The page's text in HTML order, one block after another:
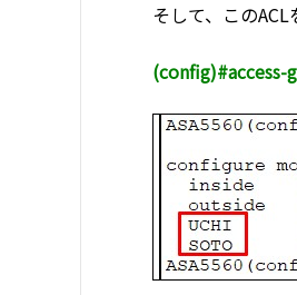
そして、この
(config)#access-